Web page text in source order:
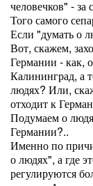
человечков" - за
Того самого
Если "думать о
Вот, скажем,
Германии - как,
Калининград, а
людях? Или,
отходит к
Подумаем о
Германии?..
Именно по
о людях", а где
регулируются